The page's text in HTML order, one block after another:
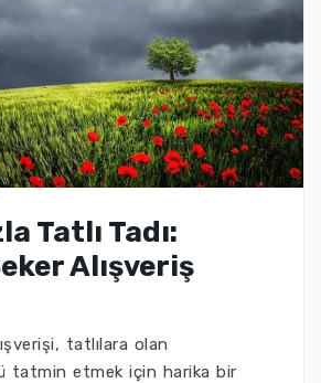
Tatlı Tadı:
Alışveriş
tatlılara olan
tatmin etmek için harika bir